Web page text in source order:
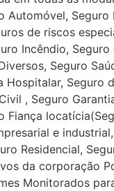
Automóvel, Seguro
de riscos
Incêndio, Seguro
Seguro
Hospitalar, Seguro
, Seguro
Fiança
e
Residencial,
da corporação
Monitorados